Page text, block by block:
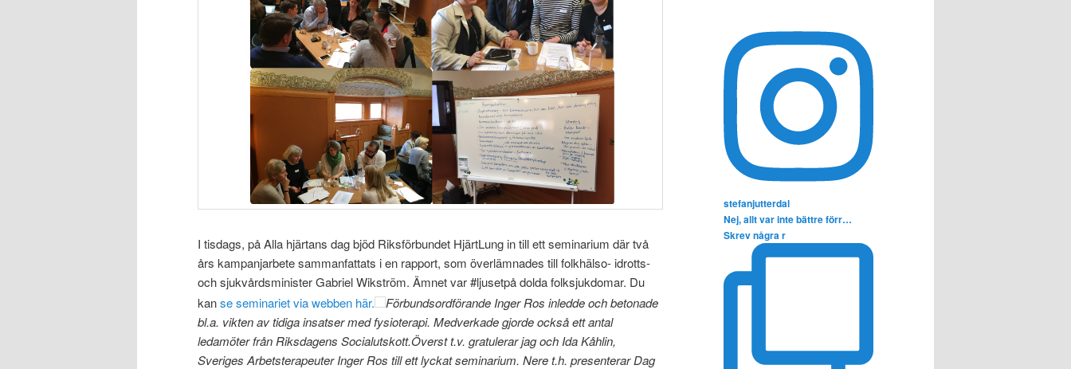
I tisdags, på Alla hjärtans dag bjöd Riksförbundet HjärtLung in till ett seminarium där två
års kampanjarbete sammanfattats i en rapport, som överlämnades till folkhälso- idrotts-
och sjukvårdsminister Gabriel Wikström. Ämnet var #ljusetpå dolda folksjukdomar. Du
kanse seminariet via webben här.
Förbundsordförande Inger Ros inledde och betonade
bl.a. vikten av tidiga insatser med fysioterapi. Medverkade gjorde också ett antal
ledamöter från Riksdagens Socialutskott.Överst t.v. gratulerar jag och Ida Kåhlin,
Sveriges Arbetsterapeuter Inger Ros till ett lyckat seminarium. Nere t.h. presenterar Dag
stefanjutterdal
Nej, allt var inte bättre förr…
Skrev några r